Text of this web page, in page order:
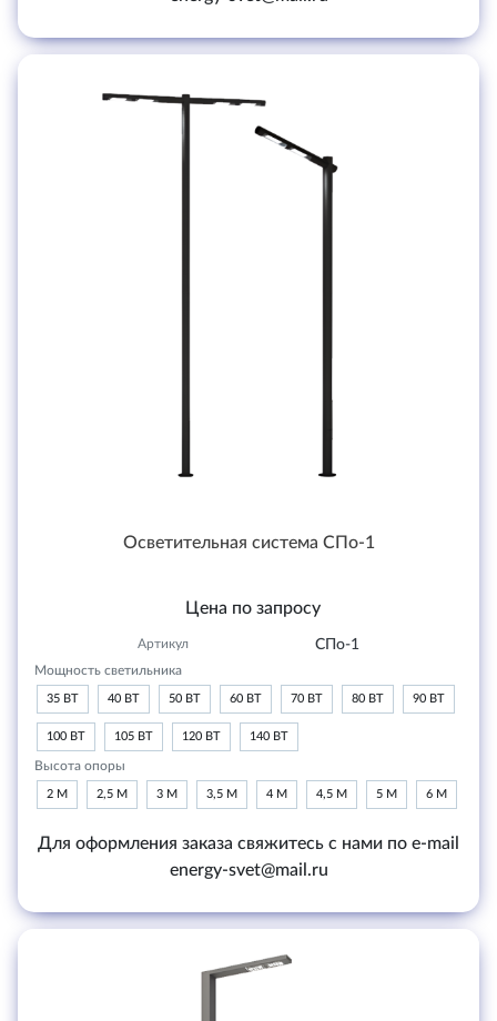
Осветительная система СПо-1
Цена по запросу
Артикул СПо-1
Мощность светильника
35 ВТ 40 ВТ 50 ВТ 60 ВТ 70 ВТ 80 ВТ 90 ВТ
100 ВТ 105 ВТ 120 ВТ 140 ВТ
Высота опоры
2 М 2,5 М 3 М 3,5 М 4 М 4,5 М 5 М 6 М
Для оформления заказа свяжитесь с нами по e-mail
energy-svet@mail.ru